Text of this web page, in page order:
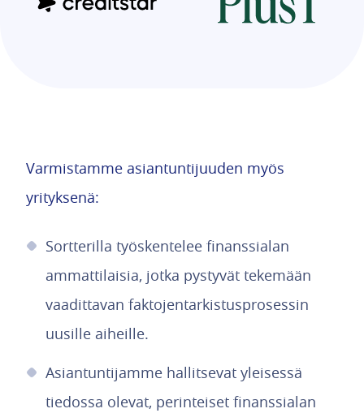
Varmistamme asiantuntijuuden myös
yrityksenä:
Sortterilla työskentelee finanssialan
ammattilaisia, jotka pystyvät tekemään
vaadittavan faktojentarkistusprosessin
uusille aiheille.
Asiantuntijamme hallitsevat yleisessä
tiedossa olevat, perinteiset finanssialan